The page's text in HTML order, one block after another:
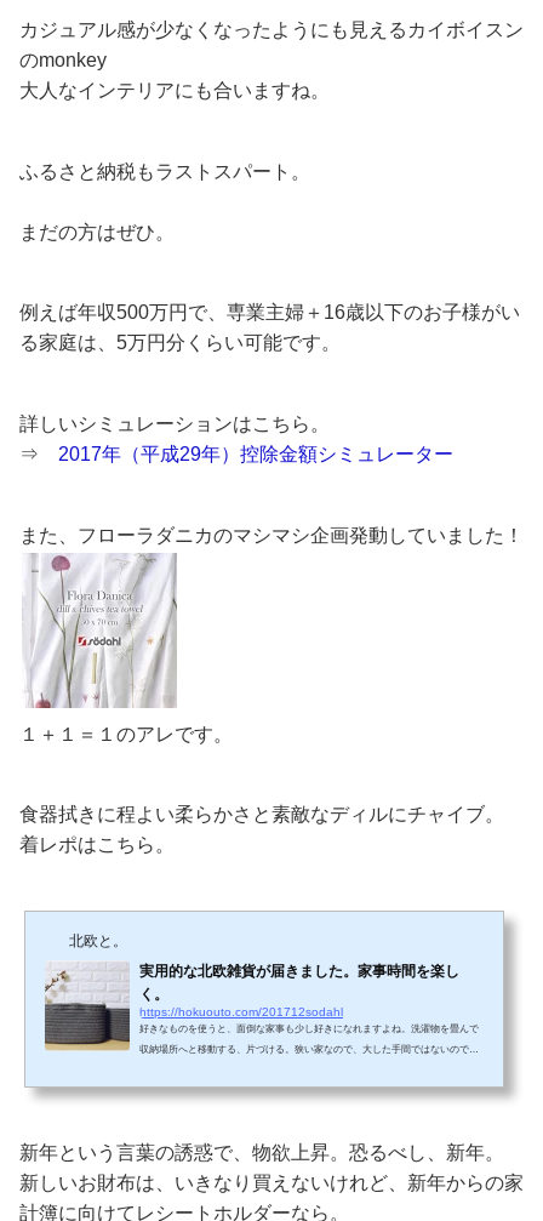
カジュアル感が少なくなったようにも見えるカイボイスン
のmonkey
大人なインテリアにも合いますね。
ふるさと納税もラストスパート。
まだの方はぜひ。
例えば年収500万円で、専業主婦＋16歳以下のお子様がい
る家庭は、5万円分くらい可能です。
詳しいシミュレーションはこちら。
⇒ 2017年（平成29年）控除金額シミュレーター
また、フローラダニカのマシマシ企画発動していました！
１＋１＝１のアレです。
食器拭きに程よい柔らかさと素敵なディルにチャイブ。
着レポはこちら。
北欧と。
実用的な北欧雑貨が届きました。家事時間を楽し
く。
https://hokuouto.com/201712sodahl
好きなものを使うと、面倒な家事も少し好きになれますよね。洗濯物を畳んで
収納場所へと移動する、片づける。狭い家なので、大した手間ではないのです
ットはまとめて、自分のことは自分でやってもらう仕組みづくりに。食器拭き
の時間を...
新年という言葉の誘惑で、物欲上昇。恐るべし、新年。
新しいお財布は、いきなり買えないけれど、新年からの家
計簿に向けてレシートホルダーなら。